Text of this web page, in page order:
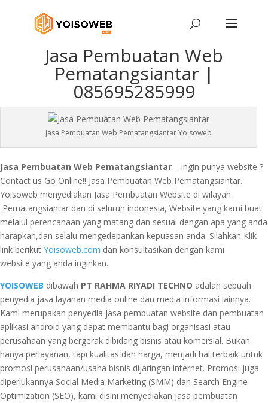
Jasa Pembuatan Web
Pematangsiantar |
085695285999
Jasa Pembuatan Web Pematangsiantar Yoisoweb
Jasa Pembuatan Web Pematangsiantar – ingin punya website ?
Contact us Go Online!! Jasa Pembuatan Web Pematangsiantar.
Yoisoweb menyediakan Jasa Pembuatan Website di wilayah
Pematangsiantar dan di seluruh indonesia, Website yang kami buat
melalui perencanaan yang matang dan sesuai dengan apa yang anda
harapkan,dan selalu mengedepankan kepuasan anda. Silahkan Klik
link berikut Yoisoweb.com dan konsultasikan dengan kami
website yang anda inginkan.
YOISOWEB dibawah PT RAHMA RIYADI TECHNO adalah sebuah
penyedia jasa layanan media online dan media informasi lainnya.
Kami merupakan penyedia jasa pembuatan website dan pembuatan
aplikasi android yang dapat membantu bagi organisasi atau
perusahaan yang bergerak dibidang bisnis atau komersial. Bukan
hanya perlayanan, tapi kualitas dan harga, menjadi hal terbaik untuk
promosi perusahaan/usaha bisnis dijaringan internet. Promosi juga
diperlukannya Social Media Marketing (SMM) dan Search Engine
Optimization (SEO), kami disini menyediakan jasa pembuatan